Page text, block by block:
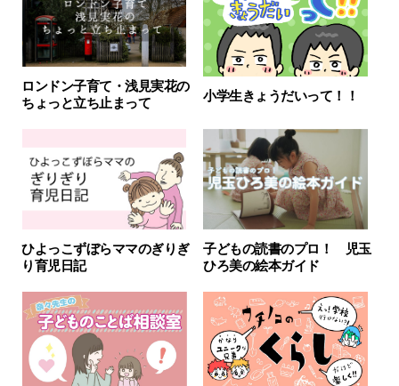
ロンドン子育て・浅見実花の
ちょっと立ち止まって
小学生きょうだいって！！
ひよっこずぼらママのぎりぎ
り育児日記
子どもの読書のプロ！ 児玉
ひろ美の絵本ガイド